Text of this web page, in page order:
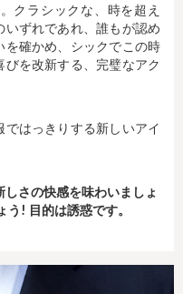
クラシックな、時を超え
ずれであれ、誰もが認め
を確かめ、シックでこの時
を改新する、完璧なアク
はっきりする新しいアイ
さの快感を味わいましょ
! 目的は誘惑です。